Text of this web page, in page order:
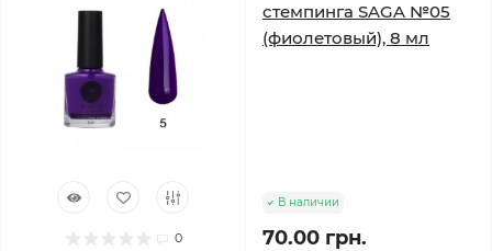
0
стемпинга SAGA №05
(фиолетовый), 8 мл
В наличии
70.00 грн.